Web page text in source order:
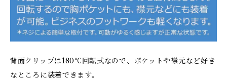
背面クリップは180℃回転式なので、ポケットや襟元など好き
なところに装着できます。